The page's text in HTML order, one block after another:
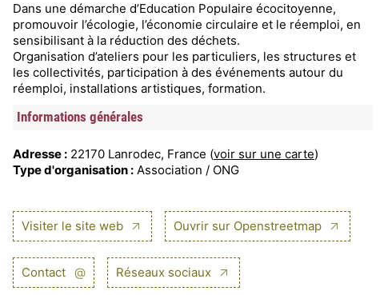
Dans une démarche d’Education Populaire écocitoyenne,
promouvoir l’écologie, l’économie circulaire et le réemploi, en
sensibilisant à la réduction des déchets.
Organisation d’ateliers pour les particuliers, les structures et
les collectivités, participation à des événements autour du
réemploi, installations artistiques, formation.
Informations générales
Adresse : 22170 Lanrodec, France (voir sur une carte)
Type d'organisation : Association / ONG
Visiter le site web Ouvrir sur Openstreetmap
Contact @ Réseaux sociaux